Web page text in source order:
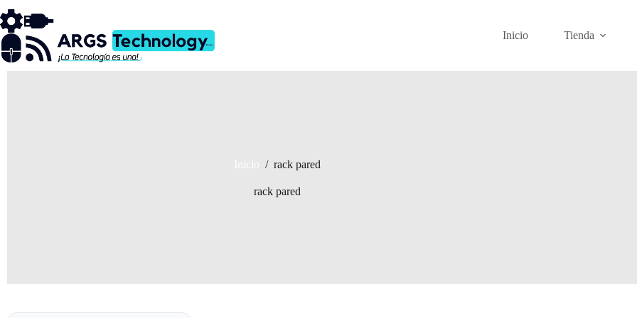
al
contenido
Inicio Tienda
/ rack pared
rack pared